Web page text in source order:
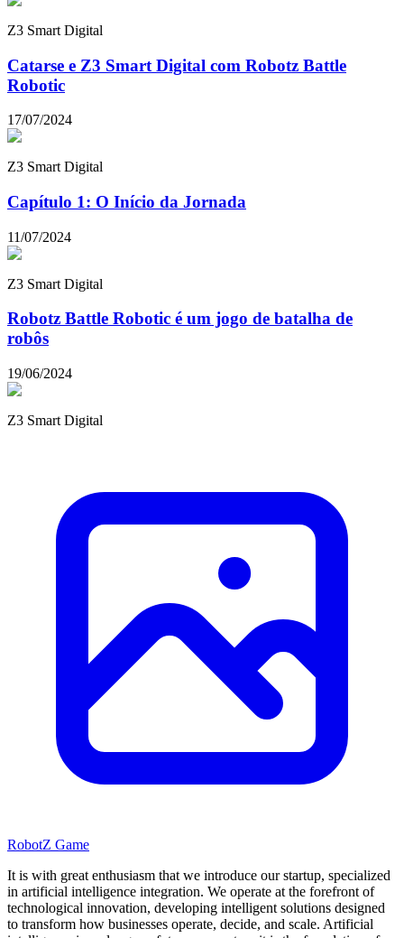
Z3 Smart Digital
Catarse e Z3 Smart Digital com Robotz Battle
Robotic
17/07/2024
Z3 Smart Digital
Capítulo 1: O Início da Jornada
11/07/2024
Z3 Smart Digital
Robotz Battle Robotic é um jogo de batalha de
robôs
19/06/2024
Z3 Smart Digital
RobotZ Game
It is with great enthusiasm that we introduce our startup, specialized
in artificial intelligence integration. We operate at the forefront of
technological innovation, developing intelligent solutions designed
to transform how businesses operate, decide, and scale. Artificial